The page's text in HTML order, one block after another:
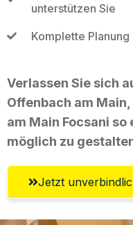
unterstützen Sie
Komplette
Verlassen Sie sich
Offenbach am
am Main Focsani
möglich zu
Jetzt